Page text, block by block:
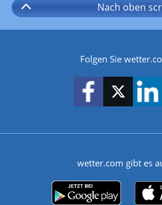
Nach oben
Folgen Sie
wetter.com gibt es